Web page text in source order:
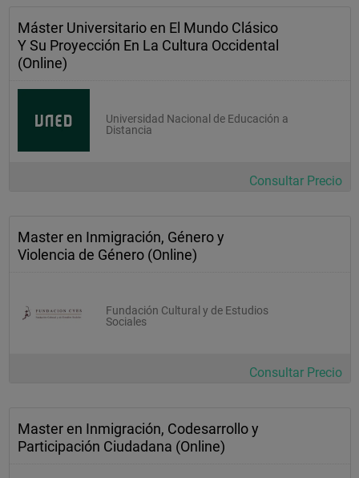
Máster Universitario en El Mundo Clásico
Y Su Proyección En La Cultura Occidental
(Online)
Universidad Nacional de Educación a
Distancia
Consultar Precio
Master en Inmigración, Género y
Violencia de Género (Online)
Fundación Cultural y de Estudios
Sociales
Consultar Precio
Master en Inmigración, Codesarrollo y
Participación Ciudadana (Online)